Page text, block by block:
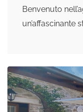
Benvenuto
un’affascinante